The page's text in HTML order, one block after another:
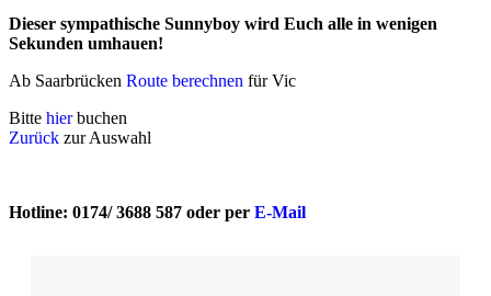
Dieser sympathische Sunnyboy wird Euch alle in wenigen
Sekunden umhauen!
Ab Saarbrücken Route berechnen für Vic
Bitte hierbuchen
Zurück zur Auswahl
Hotline: 0174/ 3688 587 oder per E-Mail